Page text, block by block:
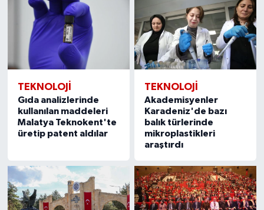
TEKNOLOJİ
Gıda analizlerinde
kullanılan maddeleri
Malatya Teknokent'te
üretip patent aldılar
TEKNOLOJİ
Akademisyenler
Karadeniz'de bazı
balık türlerinde
mikroplastikleri
araştırdı